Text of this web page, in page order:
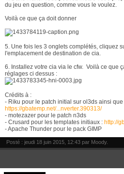
du jeu en question, comme vous le voulez.
Voilà ce que ça doit donner
5. Une fois les 3 onglets complétés, cliquez
l'emplacement de destination de cia.
6. Installez votre cia via le cfw. Voilà ce que
réglages ci dessus :
Crédits à :
- Riku pour le patch initial sur ol3ds ainsi
https://gbatemp.net/...nverter.390313/
- motezazer pour le patch n3ds
- Crusard pour les templates initiaux : http://
- Apache Thunder pour le pack GIMP
Posté : jeudi 18 juin 2015, 12:43 par Moody.